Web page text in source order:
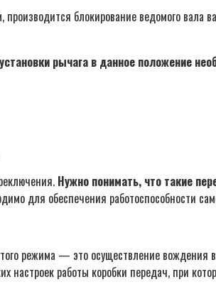
блокирование ведомого вала
рычага в данное положение
Нужно понимать, что такие
для обеспечения работоспособности
режима — это осуществление вождения
работы коробки передач, при